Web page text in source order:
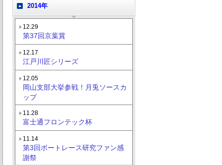
2014年
12.29
第37回京葉賞
12.17
江戸川匠シリーズ
12.05
岡山支部大挙参戦！月兎ソースカ
ップ
11.28
富士通フロンテック杯
11.14
第3回ボートレース研究ファン感
謝祭